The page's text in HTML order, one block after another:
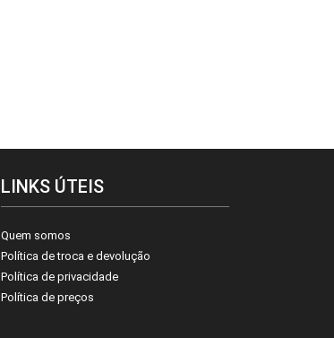
LINKS ÚTEIS
Quem somos
Política de troca e devolução
Política de privacidade
Política de preços